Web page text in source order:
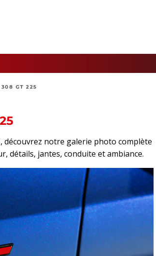
308 GT 225
découvrez notre galerie photo complète
détails, jantes, conduite et ambiance.